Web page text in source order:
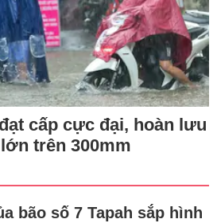
cấp cực đại, hoàn lưu
trên 300mm
bão số 7 Tapah sắp hình